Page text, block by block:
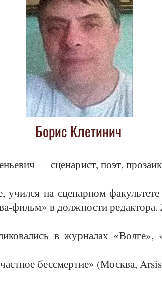
Борис Клетинич
— сце­на­рист, по­эт,
учил­ся на сце­нар­ном
фильм» в долж­нос­ти ре­дак­то­ра.
в жур­на­лах
бес­смер­тие» (Моск­ва,